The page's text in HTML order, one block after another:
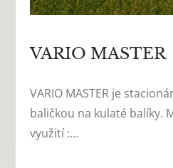
VARIO MASTER
VARIO MASTER je
baličkou na kulaté balíky.
využití :…